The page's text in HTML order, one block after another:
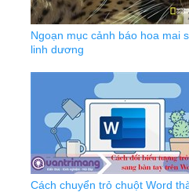
Ngoạn mục cảnh báo hoa mai
linh dương
Cách chuyển trỏ chuột Word